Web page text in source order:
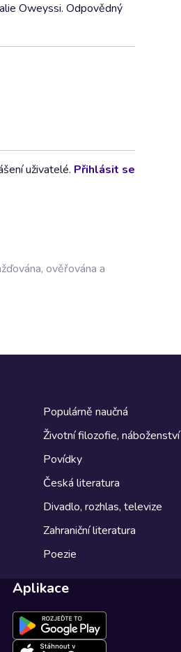
Oweyssi. Odpovědný
uživatelé. Přihlásit se
ověřována a
Populárně naučná
Životní filozofie, náboženství
Povídky
Česká literatura
Divadlo, rozhlas, televize
Zahraniční literatura
Poezie
Aplikace